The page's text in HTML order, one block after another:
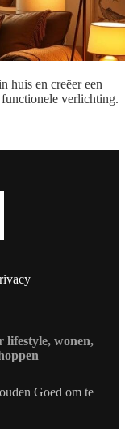
huis en creëer een
verlichting.
lifestyle, wonen,
Goed om te